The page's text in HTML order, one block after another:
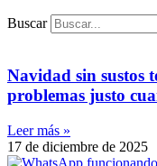
Buscar
Navidad sin sustos
problemas justo
Leer más »
17 de diciembre de 2025